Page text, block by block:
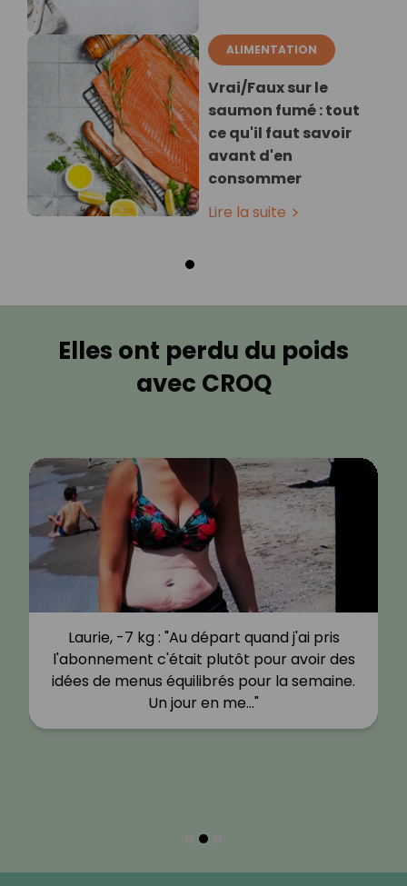
ALIMENTATION
Vrai/Faux sur le
saumon fumé : tout
ce qu'il faut savoir
avant d'en
consommer
Lire la suite
Elles ont perdu du poids
avec CROQ
Laurie, -7 kg : "Au départ quand j'ai pris
l'abonnement c'était plutôt pour avoir des
idées de menus équilibrés pour la semaine.
Un jour en me…"